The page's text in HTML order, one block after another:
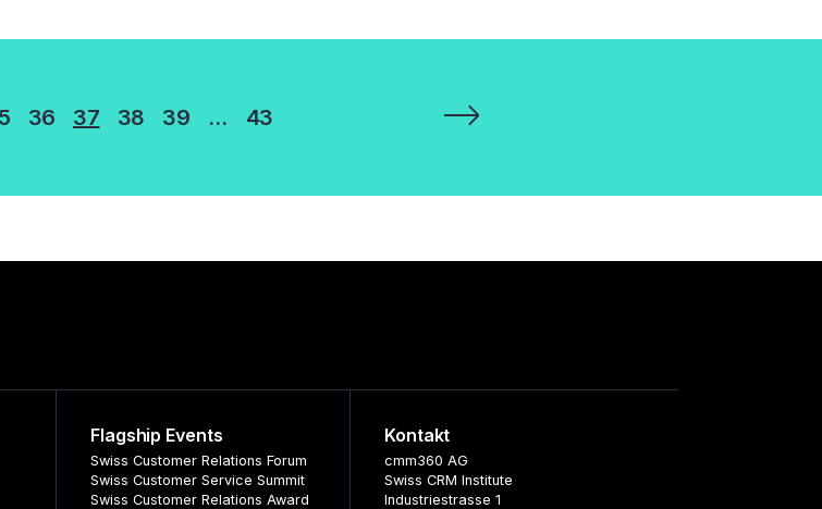
36 37 38 39 … 43
Flagship Events
Swiss Customer Relations Forum
Swiss Customer Service Summit
Swiss Customer Relations Award
Kontakt
cmm360 AG
Swiss CRM Institute
Industriestrasse 1